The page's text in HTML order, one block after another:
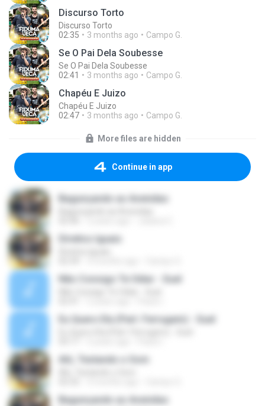
Discurso Torto
Discurso Torto
02:35
3 months ago Campo G.
Se O Pai Dela Soubesse
Se O Pai Dela Soubesse
02:41
3 months ago Campo G.
Chapéu E Juizo
Chapéu E Juizo
02:47
3 months ago Campo G.
More files are hidden
Continue in app
Bagunçando as Avenidas
Direitos Iguais
Não Consigo Te Odiar - Suel
Eu Quero Ela (Part. Ferrugem) - Suel
Alô, Testando o Som
Bagunçando as Avenidas